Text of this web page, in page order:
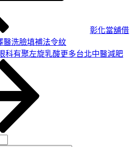
彰化當舖借
醫洗臉填補法令紋
科有聚左旋乳酸更多台北中醫減肥